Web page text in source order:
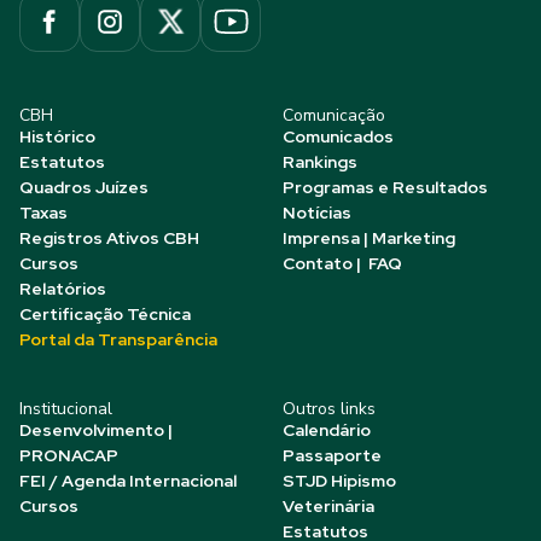
CBH
Histórico
Estatutos
Quadros Juízes
Taxas
Registros Ativos CBH
Cursos
Relatórios
Certificação Técnica
Portal da Transparência
Comunicação
Comunicados
Rankings
Programas e Resultados
Notícias
Imprensa | Marketing
Contato | FAQ
Institucional
Desenvolvimento |
PRONACAP
FEI / Agenda Internacional
Cursos
Outros links
Calendário
Passaporte
STJD Hipismo
Veterinária
Estatutos